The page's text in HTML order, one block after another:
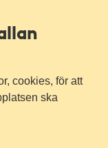
cookies, för att
ska